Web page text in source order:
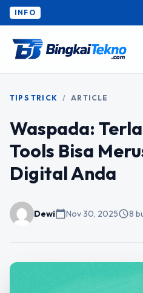
INFO
TIPS TRICK / ARTICLE
Waspada:
Tools Bisa
Digital Anda
Dewicalendar_todayNov 30, 2025schedule8